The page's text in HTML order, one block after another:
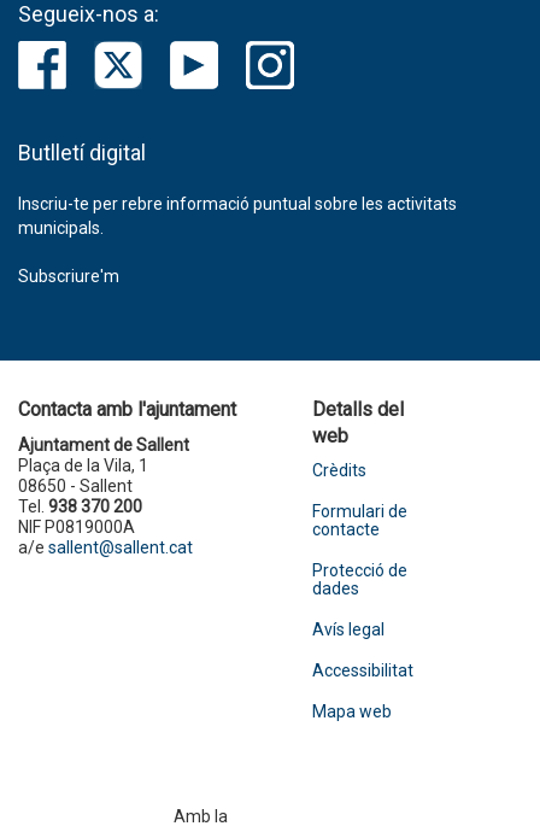
Segueix-nos a:
Butlletí digital
Inscriu-te per rebre informació puntual sobre les activitats
municipals.
Subscriure'm
Contacta amb l'ajuntament
Ajuntament de Sallent
Plaça de la Vila, 1
08650 - Sallent
Tel. 938 370 200
NIF P0819000A
a/e sallent@sallent.cat
Detalls del
web
Crèdits
Formulari de
contacte
Protecció de
dades
Avís legal
Accessibilitat
Mapa web
Amb la